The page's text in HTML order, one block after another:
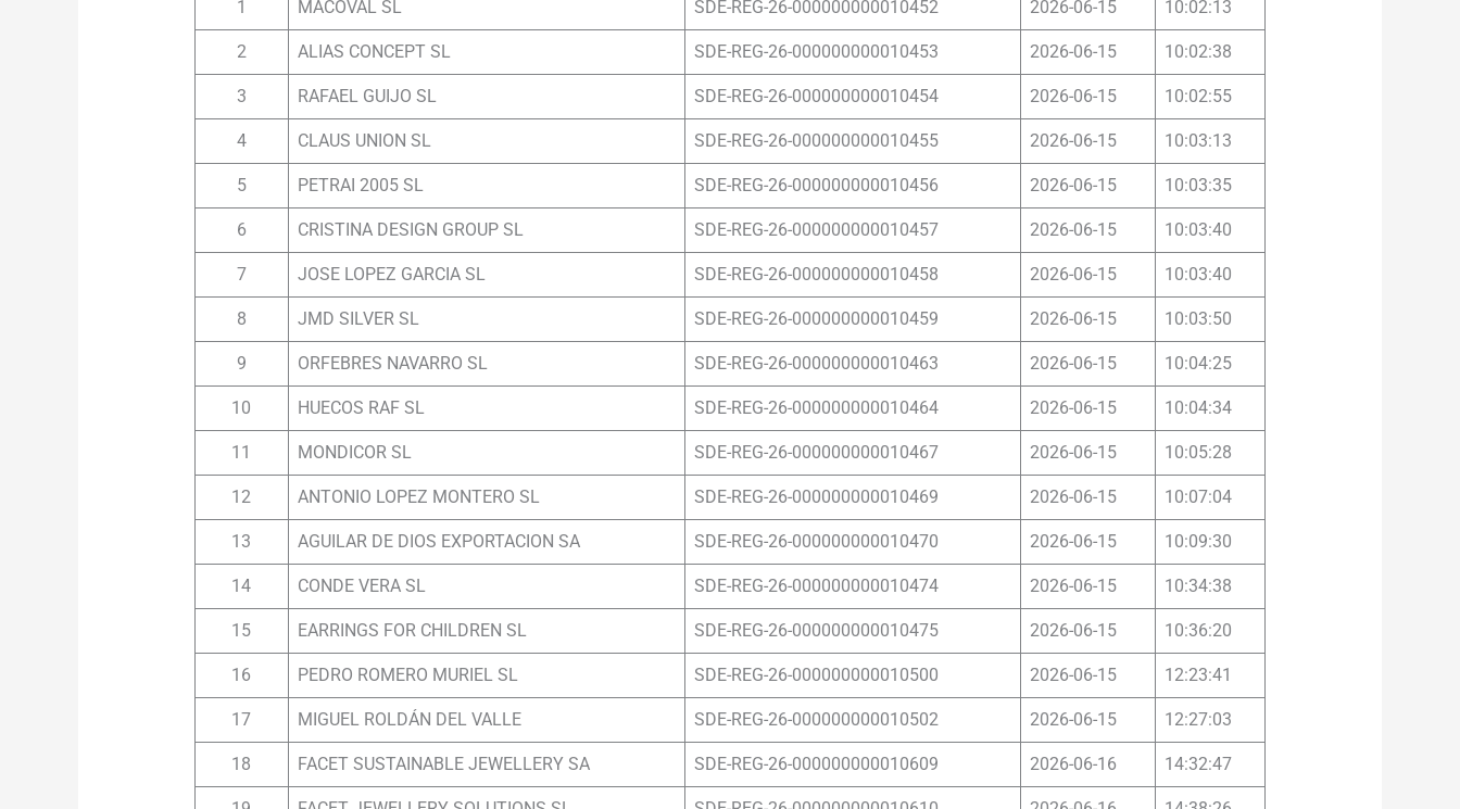
1 MACOVAL SL SDE-REG-26-000000000010452 2026-06-15 10:02:13
2 ALIAS CONCEPT SL SDE-REG-26-000000000010453 2026-06-15 10:02:38
3 RAFAEL GUIJO SL SDE-REG-26-000000000010454 2026-06-15 10:02:55
4 CLAUS UNION SL SDE-REG-26-000000000010455 2026-06-15 10:03:13
5 PETRAI 2005 SL SDE-REG-26-000000000010456 2026-06-15 10:03:35
6 CRISTINA DESIGN GROUP SL SDE-REG-26-000000000010457 2026-06-15 10:03:40
7 JOSE LOPEZ GARCIA SL SDE-REG-26-000000000010458 2026-06-15 10:03:40
8 JMD SILVER SL SDE-REG-26-000000000010459 2026-06-15 10:03:50
9 ORFEBRES NAVARRO SL SDE-REG-26-000000000010463 2026-06-15 10:04:25
10 HUECOS RAF SL SDE-REG-26-000000000010464 2026-06-15 10:04:34
11 MONDICOR SL SDE-REG-26-000000000010467 2026-06-15 10:05:28
12 ANTONIO LOPEZ MONTERO SL SDE-REG-26-000000000010469 2026-06-15 10:07:04
13 AGUILAR DE DIOS EXPORTACION SA SDE-REG-26-000000000010470 2026-06-15 10:09:30
14 CONDE VERA SL SDE-REG-26-000000000010474 2026-06-15 10:34:38
15 EARRINGS FOR CHILDREN SL SDE-REG-26-000000000010475 2026-06-15 10:36:20
16 PEDRO ROMERO MURIEL SL SDE-REG-26-000000000010500 2026-06-15 12:23:41
17 MIGUEL ROLDÁN DEL VALLE SDE-REG-26-000000000010502 2026-06-15 12:27:03
18 FACET SUSTAINABLE JEWELLERY SA SDE-REG-26-000000000010609 2026-06-16 14:32:47